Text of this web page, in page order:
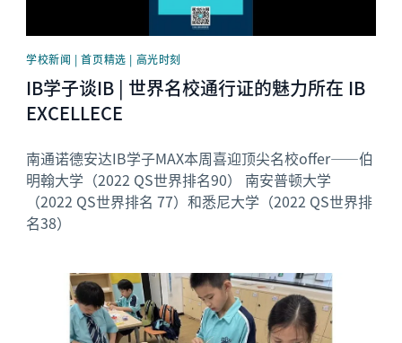
学校新闻 | 首页精选 | 高光时刻
IB学子谈IB | 世界名校通行证的魅力所在 IB
EXCELLECE
南通诺德安达IB学子MAX本周喜迎顶尖名校offer——伯
明翰大学（2022 QS世界排名90） 南安普顿大学
（2022 QS世界排名 77）和悉尼大学（2022 QS世界排
名38）
News image